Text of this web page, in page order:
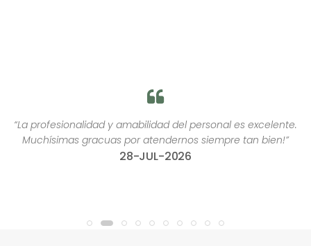
“La profesionalidad y amabilidad del personal es excelente.
Muchísimas gracuas por atendernos siempre tan bien!”
28-JUL-2026